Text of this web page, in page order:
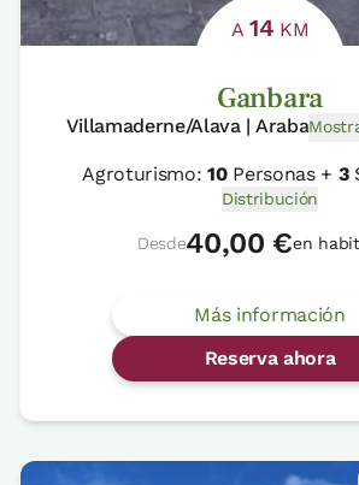
A 14 KM
Ganbara
Villamaderne/Alava | Araba
Agroturismo:10Personas + 3
Distribución
Desde40,00 €en
Más información
Reserva ahora